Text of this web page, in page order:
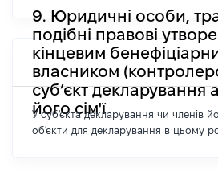
9. Юридичні особи,
подібні правові
кінцевим
власником
суб’єкт декларування
його сім'ї
У суб'єкта декларування чи членів
об'єкти для декларування в цьому